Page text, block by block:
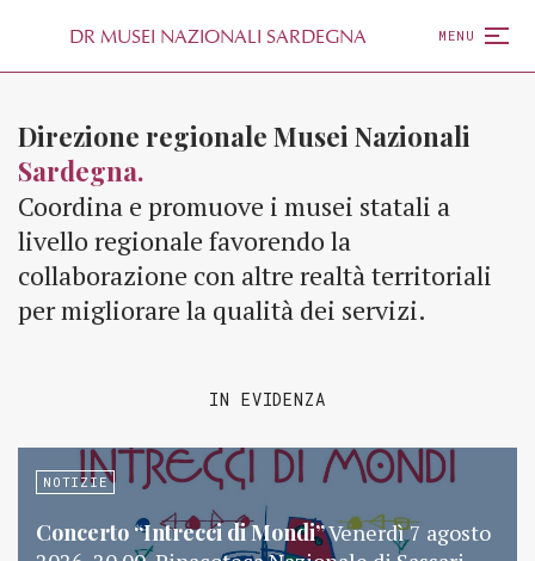
DR MUSEI NAZIONALI SARDEGNA MENU
Direzione regionale Musei Nazionali
Sardegna.
Coordina e promuove i musei statali a
livello regionale favorendo la
collaborazione con altre realtà territoriali
per migliorare la qualità dei servizi.
IN EVIDENZA
NOTIZIE
Concerto “Intrecci di Mondi”Venerdì 7 agosto